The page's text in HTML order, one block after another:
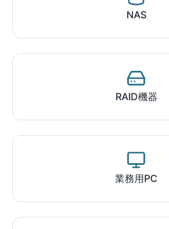
NAS
RAID機器
業務用PC